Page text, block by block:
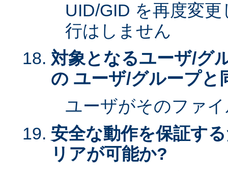
UID/GID を再度変
行はしません
対象となるユーザ/グ
の ユーザ/グループと
ユーザがそのファ
安全な動作を保証す
リアが可能か?